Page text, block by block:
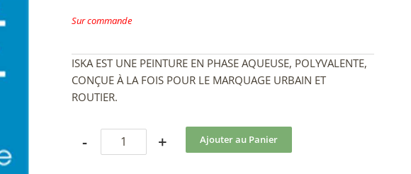
Sur commande
ISKA EST UNE PEINTURE EN PHASE AQUEUSE, POLYVALENTE,
CONÇUE À LA FOIS POUR LE MARQUAGE URBAIN ET
ROUTIER.
- +